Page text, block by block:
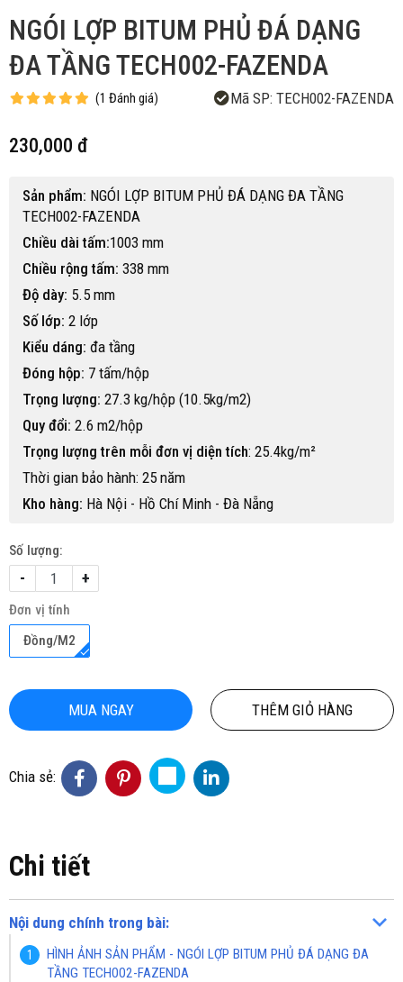
NGÓI LỢP BITUM PHỦ ĐÁ DẠNG
ĐA TẦNG TECH002-FAZENDA
(1 Đánh giá) Mã SP: TECH002-FAZENDA
230,000 đ
Sản phẩm: NGÓI LỢP BITUM PHỦ ĐÁ DẠNG ĐA TẦNG
TECH002-FAZENDA
Chiều dài tấm:1003 mm
Chiều rộng tấm: 338 mm
Độ dày: 5.5 mm
Số lớp: 2 lớp
Kiểu dáng: đa tầng
Đóng hộp: 7 tấm/hộp
Trọng lượng: 27.3 kg/hộp (10.5kg/m2)
Quy đổi: 2.6 m2/hộp
Trọng lượng trên mỗi đơn vị diện tích: 25.4kg/m²
Thời gian bảo hành: 25 năm
Kho hàng: Hà Nội - Hồ Chí Minh - Đà Nẵng
Số lượng:
- +
Đơn vị tính
Đồng/M2
MUA NGAY THÊM GIỎ HÀNG
Chia sẻ:
Chi tiết
Nội dung chính trong bài:
HÌNH ẢNH SẢN PHẨM - NGÓI LỢP BITUM PHỦ ĐÁ DẠNG ĐA
TẦNG TECH002-FAZENDA